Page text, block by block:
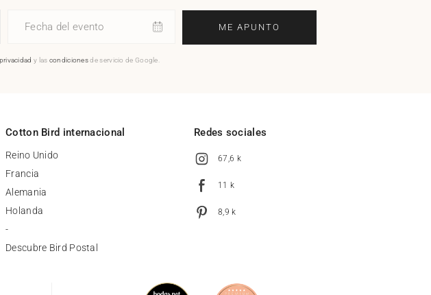
Fecha del evento ME APUNTO
privacidad y las condicionesde servicio de Google.
Cotton Bird internacional
Reino Unido
Francia
Alemania
Holanda
-
Descubre Bird Postal
Redes sociales
67,6 k
11 k
8,9 k